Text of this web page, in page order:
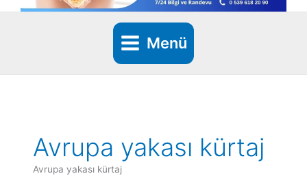
Menü
Avrupa yakası kürtaj
Avrupa yakası kürtaj